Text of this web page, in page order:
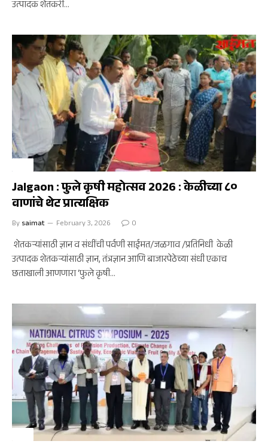
उत्पादक शेतकरी…
Jalgaon : फुले कृषी महोत्सव 2026 : केळीच्या ८०
वाणांचे थेट प्रात्यक्षिक
By saimat February 3, 2026 0
शेतकऱ्यांसाठी ज्ञान व संधींची पर्वणी साईमत/जळगाव /प्रतिनिधी केळी
उत्पादक शेतकऱ्यांसाठी ज्ञान, तंत्रज्ञान आणि बाजारपेठेच्या संधी एकाच
छताखाली आणणारा ‘फुले कृषी…